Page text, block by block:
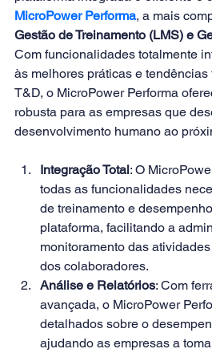
MicroPower Performa, a mais
Gestão de Treinamento (LMS) e
Com funcionalidades totalmente
às melhores práticas e
T&D, o MicroPower Performa
robusta para as empresas que
desenvolvimento humano ao
Integração Total: O
todas as funcionalidades
de treinamento e
plataforma, facilitando a
monitoramento das
dos colaboradores.
Análise e Relatórios: Com
avançada, o MicroPower
detalhados sobre o
ajudando as empresas a